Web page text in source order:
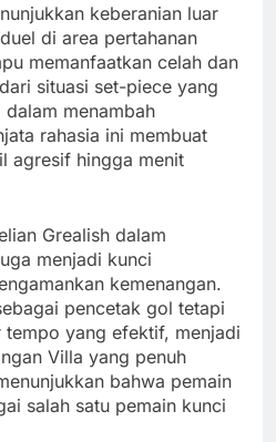
keberanian luar
di area pertahanan
memanfaatkan celah dan
situasi set-piece yang
dalam menambah
rahasia ini membuat
agresif hingga menit
Grealish dalam
menjadi kunci
kemenangan.
pencetak gol tetapi
tempo yang efektif, menjadi
Villa yang penuh
bahwa pemain
salah satu pemain kunci